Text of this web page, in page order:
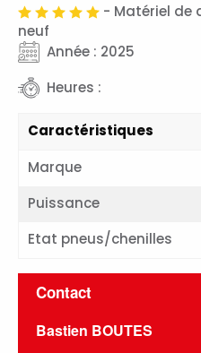
- Matériel de
neuf
Année : 2025
Heures :
Caractéristiques
Marque
Puissance
Etat pneus/chenilles
Contact
Bastien BOUTES